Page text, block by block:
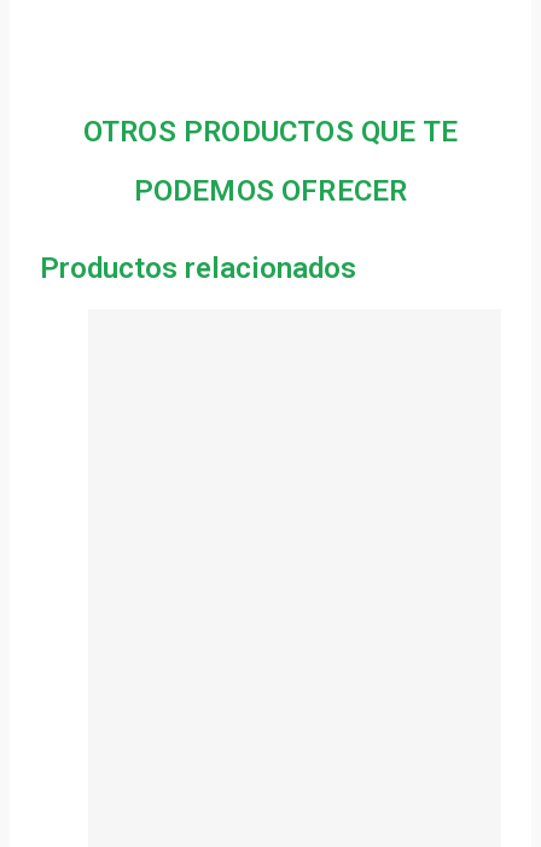
OTROS PRODUCTOS QUE TE
PODEMOS OFRECER
Productos relacionados